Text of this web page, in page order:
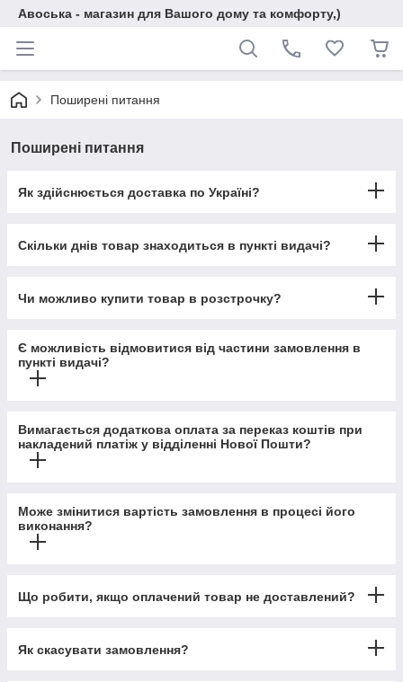
Авоська - магазин для Вашого дому та комфорту,)
Поширені питання
Поширені питання
Як здійснюється доставка по Україні?
Скільки днів товар знаходиться в пункті видачі?
Чи можливо купити товар в розстрочку?
Є можливість відмовитися від частини замовлення в
пункті видачі?
Вимагається додаткова оплата за переказ коштів при
накладений платіж у відділенні Нової Пошти?
Може змінитися вартість замовлення в процесі його
виконання?
Що робити, якщо оплачений товар не доставлений?
Як скасувати замовлення?